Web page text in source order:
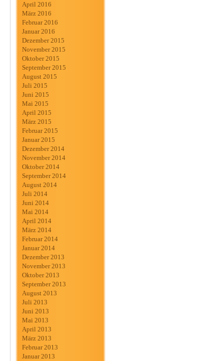
April 2016
März 2016
Februar 2016
Januar 2016
Dezember 2015
November 2015
Oktober 2015
September 2015
August 2015
Juli 2015
Juni 2015
Mai 2015
April 2015
März 2015
Februar 2015
Januar 2015
Dezember 2014
November 2014
Oktober 2014
September 2014
August 2014
Juli 2014
Juni 2014
Mai 2014
April 2014
März 2014
Februar 2014
Januar 2014
Dezember 2013
November 2013
Oktober 2013
September 2013
August 2013
Juli 2013
Juni 2013
Mai 2013
April 2013
März 2013
Februar 2013
Januar 2013